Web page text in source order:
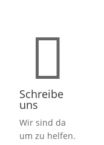

Schreibe
uns
Wir sind da
um zu helfen.